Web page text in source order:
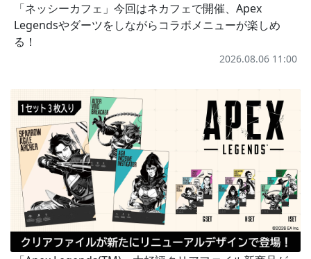
「ネッシーカフェ」今回はネカフェで開催、Apex
Legendsやダーツをしながらコラボメニューが楽しめ
る！
2026.08.06 11:00